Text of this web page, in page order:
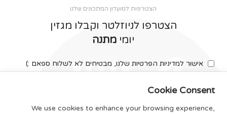
הצטרפות למועדון המתכונים שלנו
הצטרפו לניוזלטר וקבלו מגזין
יומי מתנה
אישור למדיניות הפרטיות שלנו, מבטיחים לא לשלוח ספאם :)
Cookie Consent
We use cookies to enhance your browsing experience,